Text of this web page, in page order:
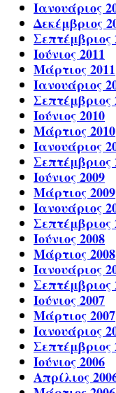
Ιανουάριος
Δεκέμβριος
Σεπτέμβριος
Ιούνιος 2011
Μάρτιος 2011
Ιανουάριος
Σεπτέμβριος
Ιούνιος 2010
Μάρτιος 2010
Ιανουάριος
Σεπτέμβριος
Ιούνιος 2009
Μάρτιος 2009
Ιανουάριος
Σεπτέμβριος
Ιούνιος 2008
Μάρτιος 2008
Ιανουάριος
Σεπτέμβριος
Ιούνιος 2007
Μάρτιος 2007
Ιανουάριος
Σεπτέμβριος
Ιούνιος 2006
Απρίλιος